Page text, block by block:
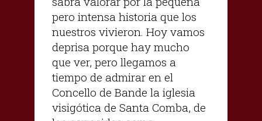
pero intensa historia que los
nuestros vivieron. Hoy vamos
deprisa porque hay mucho
que ver, pero llegamos a
tiempo de admirar en el
Concello de Bande la iglesia
visigótica de Santa Comba, de